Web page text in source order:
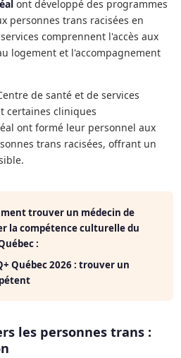
ont développé des programmes
personnes trans racisées en
comprennent l'accès aux
logement et l'accompagnement
de santé et de services
certaines cliniques
ont formé leur personnel aux
trans racisées, offrant un
trouver un médecin de
la compétence culturelle du
:
Québec 2026 : trouver un
les personnes trans :